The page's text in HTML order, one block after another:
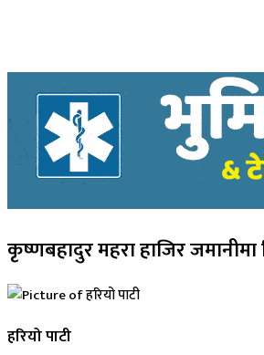
कृष्णबहादुर महरा हाजिर जमानीमा
हरियो पाटी